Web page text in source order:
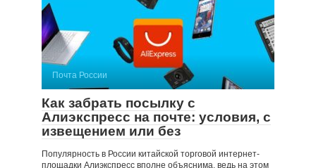
Почта России
Как забрать посылку с
Алиэкспресс на почте: условия, с
извещением или без
Популярность в России китайской торговой интернет-
площадки Алиэкспресс вполне объяснима, ведь на этом